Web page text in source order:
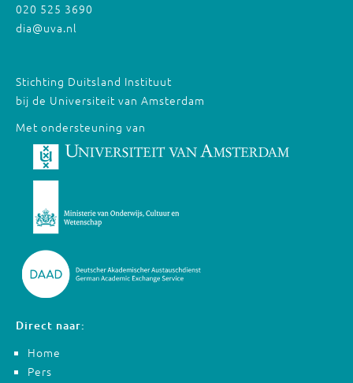
020 525 3690
dia@uva.nl
Stichting Duitsland Instituut
bij de Universiteit van Amsterdam
Met ondersteuning van
Direct naar:
Home
Pers